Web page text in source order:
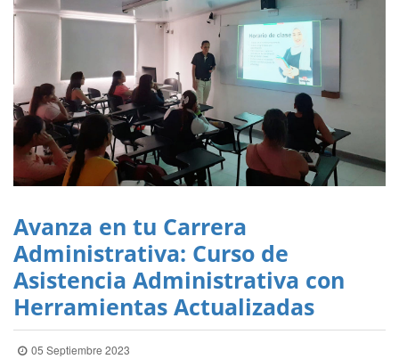
Avanza en tu Carrera
Administrativa: Curso de
Asistencia Administrativa con
Herramientas Actualizadas
05 Septiembre 2023